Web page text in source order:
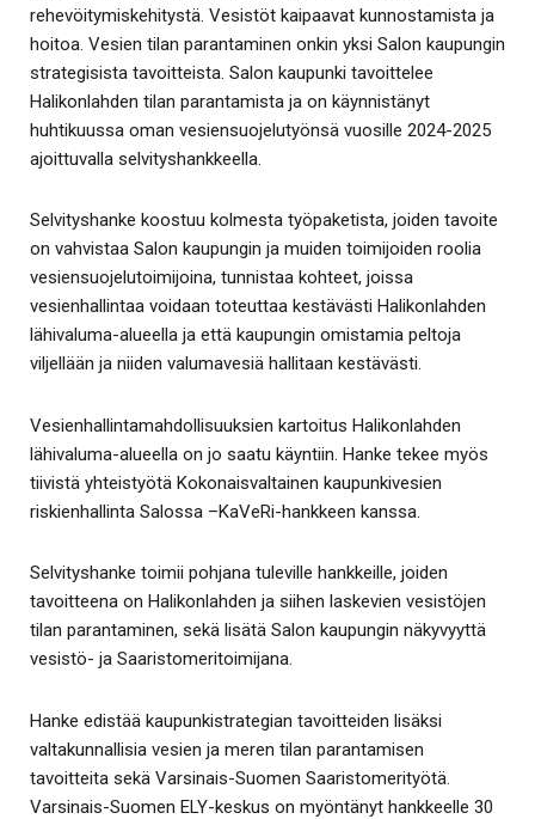
rehevöitymiskehitystä. Vesistöt kaipaavat kunnostamista ja
hoitoa. Vesien tilan parantaminen onkin yksi Salon kaupungin
strategisista tavoitteista. Salon kaupunki tavoittelee
Halikonlahden tilan parantamista ja on käynnistänyt
huhtikuussa oman vesiensuojelutyönsä vuosille 2024-2025
ajoittuvalla selvityshankkeella.
Selvityshanke koostuu kolmesta työpaketista, joiden tavoite
on vahvistaa Salon kaupungin ja muiden toimijoiden roolia
vesiensuojelutoimijoina, tunnistaa kohteet, joissa
vesienhallintaa voidaan toteuttaa kestävästi Halikonlahden
lähivaluma-alueella ja että kaupungin omistamia peltoja
viljellään ja niiden valumavesiä hallitaan kestävästi.
Vesienhallintamahdollisuuksien kartoitus Halikonlahden
lähivaluma-alueella on jo saatu käyntiin. Hanke tekee myös
tiivistä yhteistyötä Kokonaisvaltainen kaupunkivesien
riskienhallinta Salossa –KaVeRi-hankkeen kanssa.
Selvityshanke toimii pohjana tuleville hankkeille, joiden
tavoitteena on Halikonlahden ja siihen laskevien vesistöjen
tilan parantaminen, sekä lisätä Salon kaupungin näkyvyyttä
vesistö- ja Saaristomeritoimijana.
Hanke edistää kaupunkistrategian tavoitteiden lisäksi
valtakunnallisia vesien ja meren tilan parantamisen
tavoitteita sekä Varsinais-Suomen Saaristomerityötä.
Varsinais-Suomen ELY-keskus on myöntänyt hankkeelle 30